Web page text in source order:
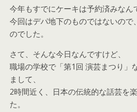
今年もすでにケーキは予約済みなん
今回はデパ地下のものではないので
のでした。
さて、そんな今日なんですけど、
職場の学校で「第1回 演芸まつり」
まして、
2時間近く、日本の伝統的な話芸を
た。